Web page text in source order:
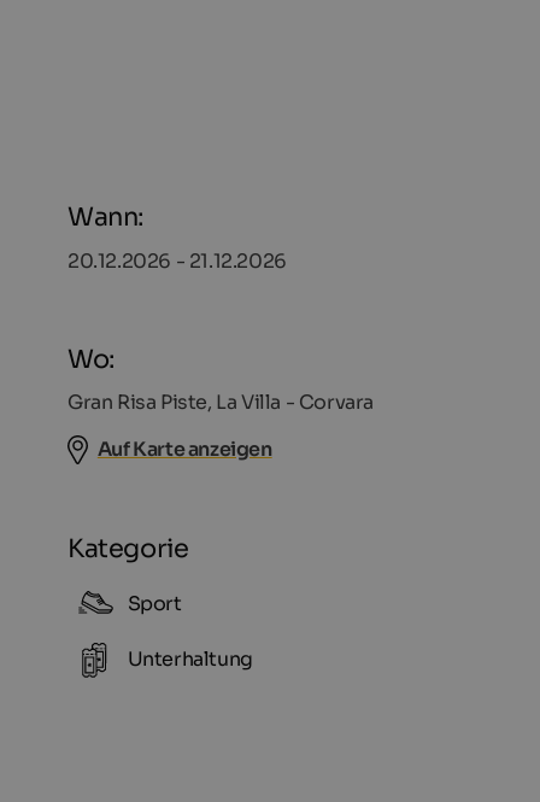
Wann:
20.12.2026 - 21.12.2026
Wo:
Gran Risa Piste, La Villa - Corvara
Auf Karte anzeigen
Kategorie
Sport
Unterhaltung